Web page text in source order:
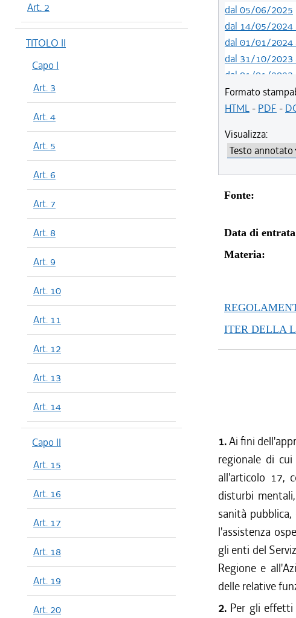
Art. 2
TITOLO II
Capo I
Art. 3
Art. 4
Art. 5
Art. 6
Art. 7
Art. 8
Art. 9
Art. 10
Art. 11
Art. 12
Art. 13
Art. 14
Capo II
Art. 15
Art. 16
Art. 17
Art. 18
Art. 19
Art. 20
dal 05/06/2025
dal 14/05/
dal 01/01/
dal 31/10/
dal 01/01/
dal 09/08/2022
dal 06/11/2021
dal 12/11/2020
dal 02/07/2020
dal 19/12/
Formato
HTML- PDF -
Visualizza:
Fonte:
Data di
Materia:
ITER DELLA
1.Ai fini
regionale di
all'articolo 17,
disturbi
sanità
l'assistenza
gli enti del
Regione e
delle relative
2. Per gli effetti